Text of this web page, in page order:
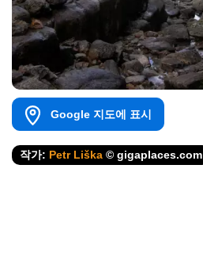
Google 지도에 표시
작가: Petr Liška © gigaplaces.com